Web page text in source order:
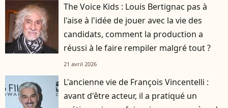
The Voice Kids : Louis Bertignac pas à
l'aise à l'idée de jouer avec la vie des
candidats, comment la production a
réussi à le faire rempiler malgré tout ?
21 avril 2026
L'ancienne vie de François Vincentelli :
avant d'être acteur, il a pratiqué un